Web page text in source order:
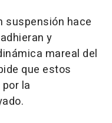
suspensión hace
y
mareal del
que estos
la